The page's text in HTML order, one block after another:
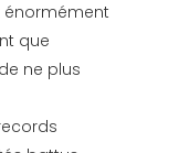
énormément
que
ne plus